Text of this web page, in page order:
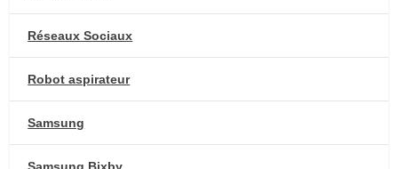
Réseaux Sociaux
Robot aspirateur
Samsung
Samsung Bixby